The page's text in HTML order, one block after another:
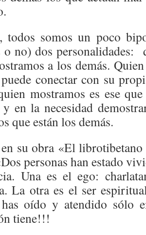
todos somos un poco
o no) dos personalidades:
a los demás.
conectar con su
mostramos es ese
y en la necesidad
que están los demás.
su obra «El
personas han estado
Una es el ego:
La otra es el ser
oído y atendido sólo
tiene!!!